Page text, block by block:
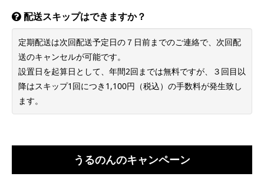
配送スキップはできますか？
定期配送は次回配送予定日の７日前までのご連絡で、次回配
送のキャンセルが可能です。
設置日を起算日として、年間2回までは無料ですが、３回目以
降はスキップ1回につき1,100円（税込）の手数料が発生致し
ます。
うるのんのキャンペーン